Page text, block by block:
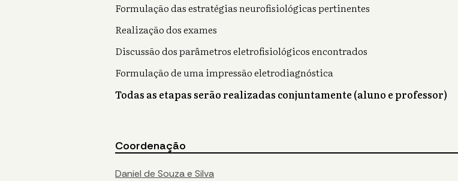
Formulação das estratégias neurofisiológicas pertinentes
Realização dos exames
Discussão dos parâmetros eletrofisiológicos encontrados
Formulação de uma impressão eletrodiagnóstica
Todas as etapas serão realizadas conjuntamente (aluno e professor)
Coordenação
Daniel de Souza e Silva